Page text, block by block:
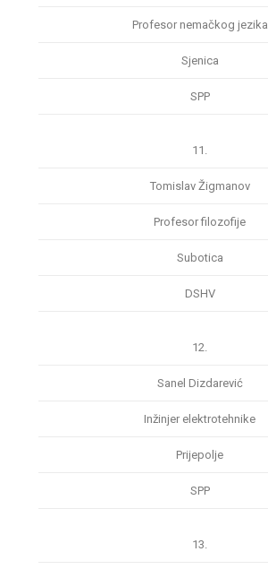
Profesor nemačkog jezika
Sjenica
SPP
11.
Tomislav Žigmanov
Profesor filozofije
Subotica
DSHV
12.
Sanel Dizdarević
Inžinjer elektrotehnike
Prijepolje
SPP
13.